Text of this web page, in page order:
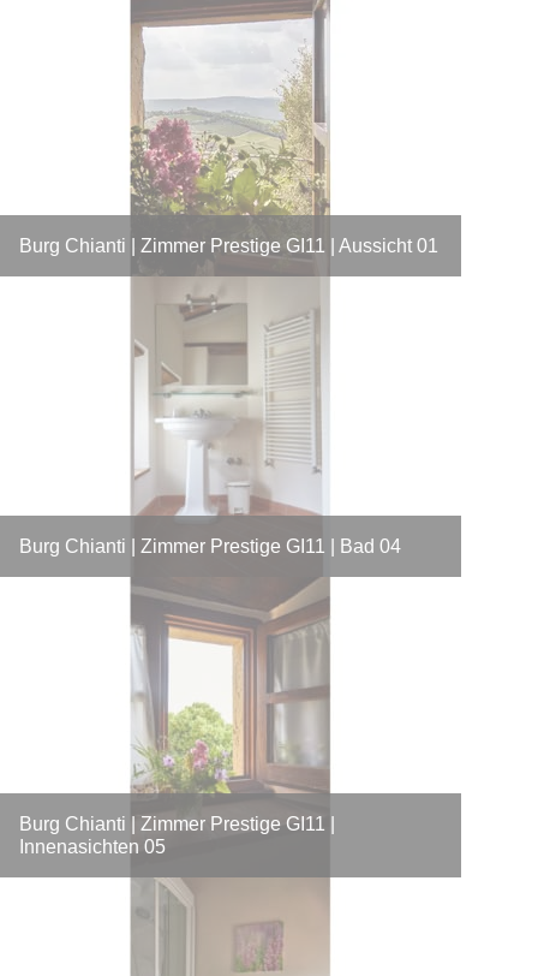
Burg Chianti | Zimmer Prestige GI11 | Aussicht 01
Burg Chianti | Zimmer Prestige GI11 | Bad 04
Burg Chianti | Zimmer Prestige GI11 |
Innenasichten 05